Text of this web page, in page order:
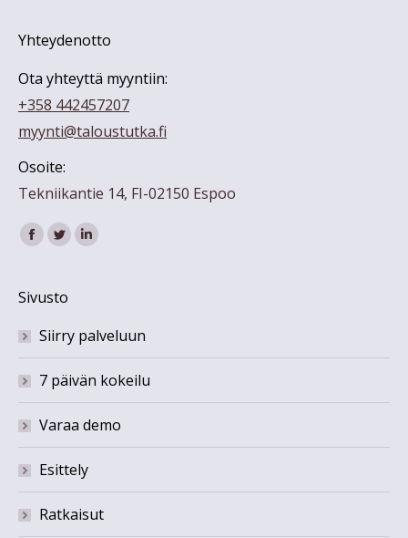
Yhteydenotto
Ota yhteyttä myyntiin:
+358 442457207
myynti@taloustutka.fi
Osoite:
Tekniikantie 14, FI-02150 Espoo
Find us on:
Facebook
TwitterLinkedin
Sivusto
Siirry palveluun
7 päivän kokeilu
Varaa demo
Esittely
Ratkaisut